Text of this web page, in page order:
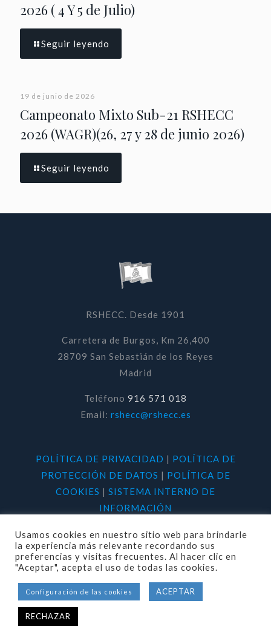
2026 ( 4 Y 5 de Julio)
Seguir leyendo
19 de junio de 2026
Campeonato Mixto Sub-21 RSHECC
2026 (WAGR)(26, 27 y 28 de junio 2026)
Seguir leyendo
RSHECC. Desde 1901
Carretera de Burgos, Km 26,400
28709 San Sebastián de los Reyes
Madrid
Teléfono 916 571 018
Email: rshecc@rshecc.es
POLÍTICA DE PRIVACIDAD | POLÍTICA DE
PROTECCIÓN DE DATOS | POLÍTICA DE
COOKIES | SISTEMA INTERNO DE
INFORMACIÓN
© 2020 RSHECC. Todos los derechos
reservados.
Usamos cookies en nuestro sitio web para brindarle
la experiencia más relevante recordando sus
preferencias y visitas frecuentes. Al hacer clic en
"Aceptar", acepta el uso de todas las cookies.
Configuración de las cookies ACEPTAR
RECHAZAR